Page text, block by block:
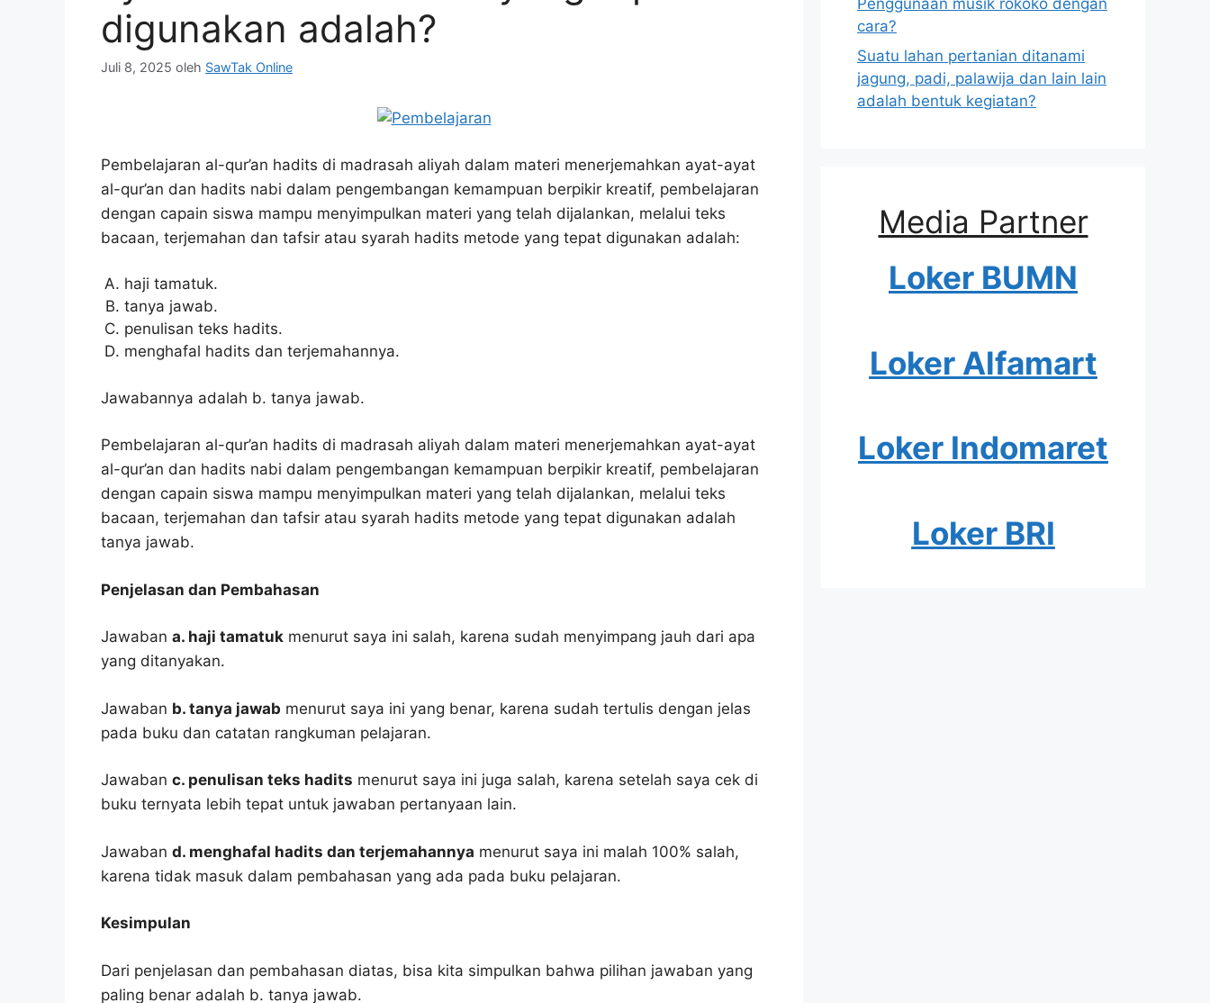
digunakan adalah?
Juli 8, 2025 oleh SawTak Online
Pembelajaran al-qur’an hadits di madrasah aliyah dalam materi menerjemahkan ayat-ayat
al-qur’an dan hadits nabi dalam pengembangan kemampuan berpikir kreatif, pembelajaran
dengan capain siswa mampu menyimpulkan materi yang telah dijalankan, melalui teks
bacaan, terjemahan dan tafsir atau syarah hadits metode yang tepat digunakan adalah:
haji tamatuk.
tanya jawab.
penulisan teks hadits.
menghafal hadits dan terjemahannya.
Jawabannya adalah b. tanya jawab.
Pembelajaran al-qur’an hadits di madrasah aliyah dalam materi menerjemahkan ayat-ayat
al-qur’an dan hadits nabi dalam pengembangan kemampuan berpikir kreatif, pembelajaran
dengan capain siswa mampu menyimpulkan materi yang telah dijalankan, melalui teks
bacaan, terjemahan dan tafsir atau syarah hadits metode yang tepat digunakan adalah
tanya jawab.
Penjelasan dan Pembahasan
Jawaban a. haji tamatuk menurut saya ini salah, karena sudah menyimpang jauh dari apa
yang ditanyakan.
Jawaban b. tanya jawab menurut saya ini yang benar, karena sudah tertulis dengan jelas
pada buku dan catatan rangkuman pelajaran.
Jawaban c. penulisan teks hadits menurut saya ini juga salah, karena setelah saya cek di
buku ternyata lebih tepat untuk jawaban pertanyaan lain.
Jawaban d. menghafal hadits dan terjemahannya menurut saya ini malah 100% salah,
karena tidak masuk dalam pembahasan yang ada pada buku pelajaran.
Kesimpulan
Dari penjelasan dan pembahasan diatas, bisa kita simpulkan bahwa pilihan jawaban yang
paling benar adalah b. tanya jawab.
cara?
Suatu lahan pertanian ditanami
jagung, padi, palawija dan lain lain
adalah bentuk kegiatan?
Media Partner
Loker BUMN
Loker Alfamart
Loker Indomaret
Loker BRI